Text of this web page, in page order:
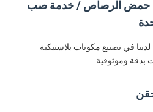
حمض الرصاص / خدمة صب
في تصنيع مكونات بلاستيكية
بدقة وموثوقية.